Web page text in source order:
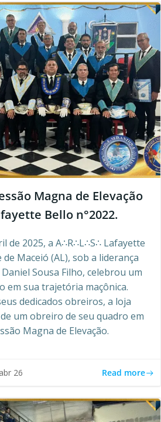
Magna de Elevação
Bello n°2022.
de 2025, a A∴R∴L∴S∴ Lafayette
Maceió (AL), sob a liderança
Sousa Filho, celebrou um
em sua trajetória maçônica.
dedicados obreiros, a loja
um obreiro de seu quadro em
Magna de Elevação.
abr 26 Read more